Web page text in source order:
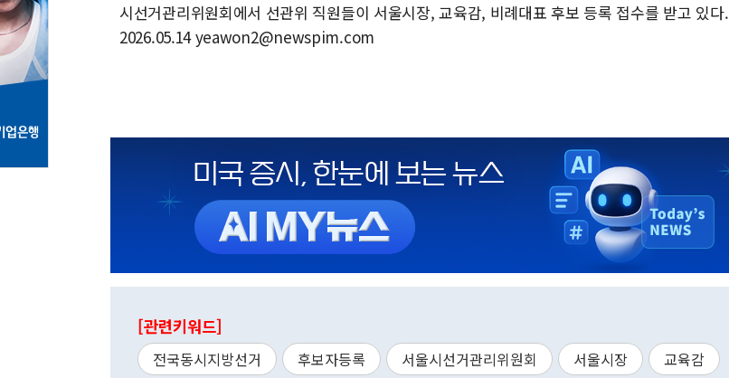
시선거관리위원회에서 선관위 직원들이 서울시장, 교육감, 비례대표 후보 등록 접수를 받고 있다.
2026.05.14 yeawon2@newspim.com
[관련키워드]
전국동시지방선거 후보자등록 서울시선거관리위원회 서울시장
교육감